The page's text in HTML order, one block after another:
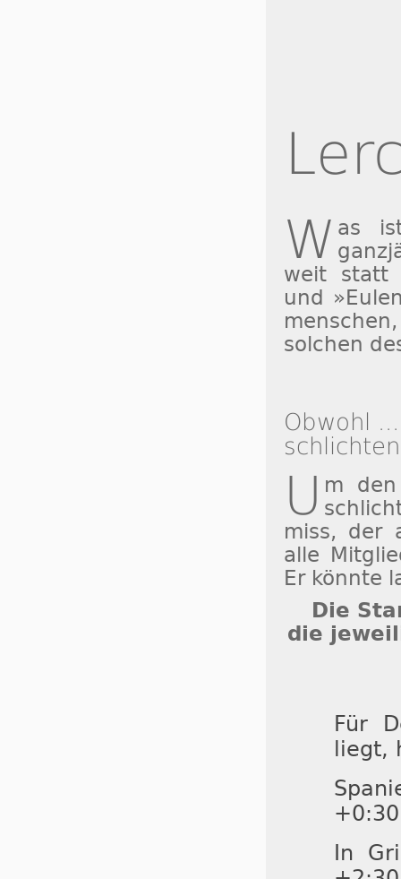
W as
weit statt
und
sol­chen
Obwohl
U m
miss, der
alle
Er könnte
Die
die
Für
liegt,
In